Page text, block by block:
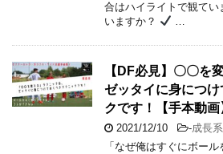
合はハイライトで観て
いますか？
…
【DF必見】〇〇を
ゼッタイに身につ
クです！【手本動画
2021/12/10 -成長系
「なぜ俺はすぐにボー